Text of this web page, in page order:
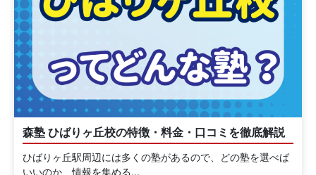
森塾 ひばりヶ丘校の特徴・料金・口コミを徹底解説
ひばりヶ丘駅周辺には多くの塾があるので、どの塾を選べば
いいのか、情報を集める...